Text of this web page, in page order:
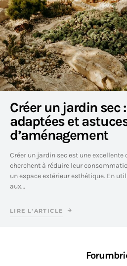
Créer un jardin sec
adaptées et
d’aménagement
Créer un jardin sec est une
cherchent à réduire leur
un espace extérieur esthétique. En
aux…
LIRE L'ARTICLE